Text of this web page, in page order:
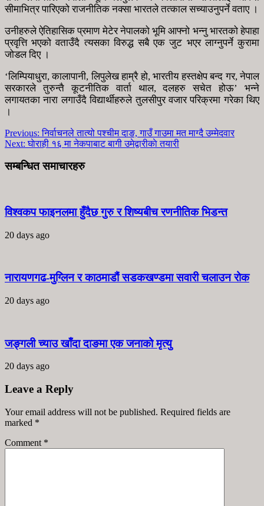
सीमाभित्र पारिएको राजनीतिक नक्सा भारतले तत्काल सच्याउनुपर्ने वताए ।
उनीहरुले ऐतिहासिक प्रमाण मेटेर नेपालको भूमि आफ्नो भन्नु भारतको हेपाहा
प्रवृत्ति भएको वताउँदै त्यसका विरुद्ध सबै एक जुट भएर लाग्नुपर्ने कुरामा
जोडल दिए ।
‘लिम्पियाधुरा, कालापानी, लिपुलेख हाम्रै हो, भारतीय हस्तक्षेप बन्द गर, नेपाल
सरकारले तुरुन्तै कूटनीतिक वार्ता थाल, दलहरु सचेत होऊ’ भन्ने
लगायतका नारा लगाउँदै विद्यार्थीहरुले तुलसीपुर वजार परिक्रमा गरेका थिए
।
Previous: निर्वाचनले तात्यो पश्चीम दाङ, गाउँ गाउमा मत माग्दै उम्मेदवार
Next: घाेराही १६ मा नेकपाबाट बागी उमेद्वारीकाे तयारी
सम्बन्धित समाचारहरु
विश्वकप फाइनलमा हुँदैछ गुरु र शिष्यबीच रणनीतिक भिडन्त
20 days ago
नारायणगढ-मुग्लिन र काठमाडौं सडकखण्डमा सवारी चलाउन रोक
20 days ago
जङ्गली च्याउ खाँदा दाङमा एक जनाको मृत्यु
20 days ago
Leave a Reply
Your email address will not be published. Required fields are
marked *
Comment *